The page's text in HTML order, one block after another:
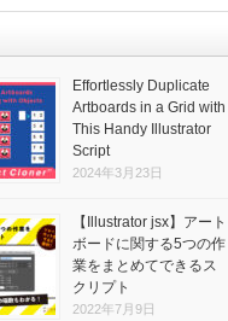
Effortlessly Duplicate
Artboards in a Grid with
This Handy Illustrator
Script
2024年3月23日
【Illustrator jsx】アート
ボードに関する5つの作
業をまとめてできるス
クリプト
2022年7月9日